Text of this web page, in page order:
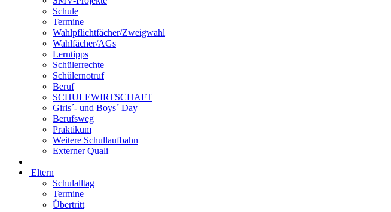
Schule
Termine
Wahlpflichtfächer/Zweigwahl
Wahlfächer/AGs
Lerntipps
Schülerrechte
Schülernotruf
Beruf
SCHULEWIRTSCHAFT
Girls´- und Boys´ Day
Berufsweg
Praktikum
Weitere Schullaufbahn
Externer Quali
Eltern
Schulalltag
Termine
Übertritt